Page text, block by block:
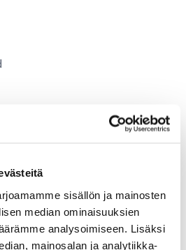
sisällön ja mainosten
median ominaisuuksien
analysoimiseen. Lisäksi
mainosalan ja analytiikka-